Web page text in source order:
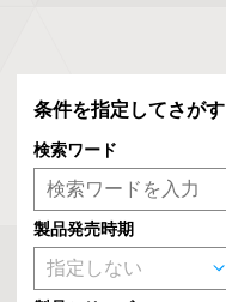
条件を指定してさがす
検索ワード
製品発売時期